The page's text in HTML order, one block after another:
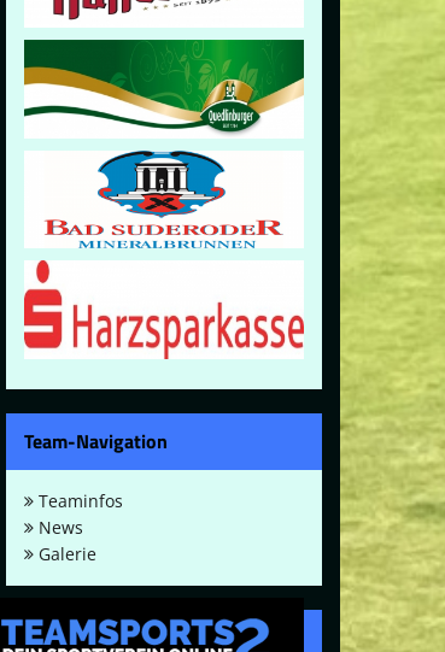
Team-Navigation
Teaminfos
News
Galerie